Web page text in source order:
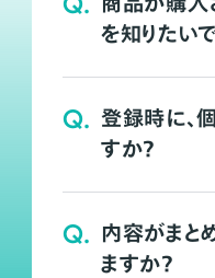
を知りたい
Q. 登録時に、
すか？
Q. 内容がまと
ますか？